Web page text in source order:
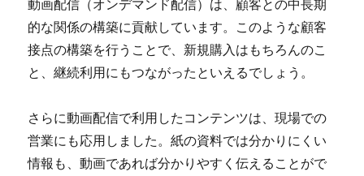
動画配信（オンデマンド配信）は、顧客との中長期
的な関係の構築に貢献しています。このような顧客
接点の構築を行うことで、新規購入はもちろんのこ
と、継続利用にもつながったといえるでしょう。
さらに動画配信で利用したコンテンツは、現場での
営業にも応用しました。紙の資料では分かりにくい
情報も、動画であれば分かりやすく伝えることがで